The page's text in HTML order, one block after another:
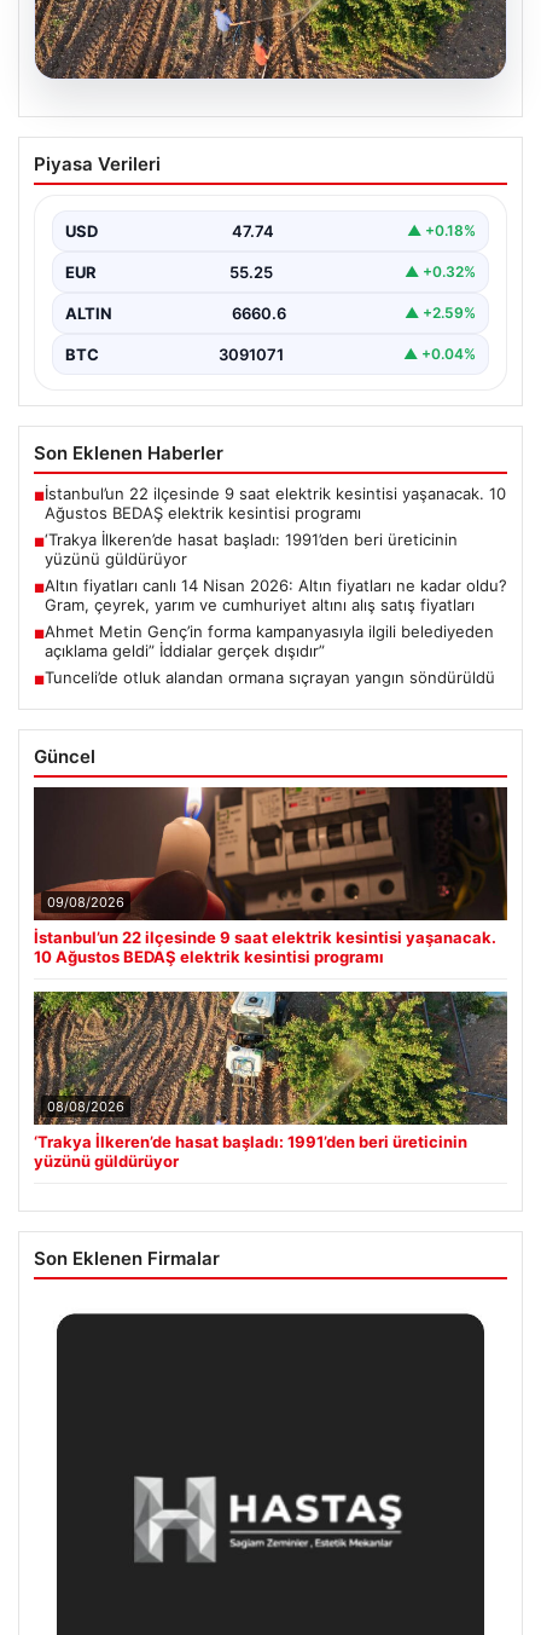
‘Trakya İlkeren’de hasat başladı:
1991’den beri üreticinin yüzünü
Piyasa Verileri
USD 47.74 ▲ +0.18%
EUR 55.25 ▲ +0.32%
ALTIN 6660.6 ▲ +2.59%
BTC 3091071 ▲ +0.04%
Son Eklenen Haberler
■İstanbul’un 22 ilçesinde 9 saat elektrik kesintisi yaşanacak. 10
Ağustos BEDAŞ elektrik kesintisi programı
■‘Trakya İlkeren’de hasat başladı: 1991’den beri üreticinin
yüzünü güldürüyor
■Altın fiyatları canlı 14 Nisan 2026: Altın fiyatları ne kadar oldu?
Gram, çeyrek, yarım ve cumhuriyet altını alış satış fiyatları
■Ahmet Metin Genç’in forma kampanyasıyla ilgili belediyeden
açıklama geldi” İddialar gerçek dışıdır”
■Tunceli’de otluk alandan ormana sıçrayan yangın söndürüldü
Güncel
09/08/2026
İstanbul’un 22 ilçesinde 9 saat elektrik kesintisi yaşanacak.
10 Ağustos BEDAŞ elektrik kesintisi programı
08/08/2026
‘Trakya İlkeren’de hasat başladı: 1991’den beri üreticinin
yüzünü güldürüyor
Son Eklenen Firmalar